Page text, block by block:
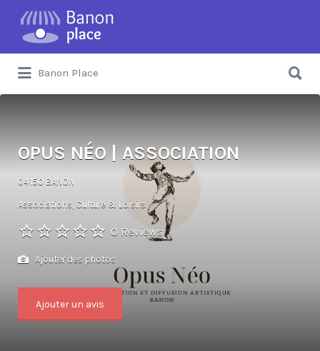
Banon Place
OPUS NÉO | ASSOCIATION
04150 BANON
Associations Culture & Loisirs
0 Reviews
Ajouter des photos
Ajouter un avis